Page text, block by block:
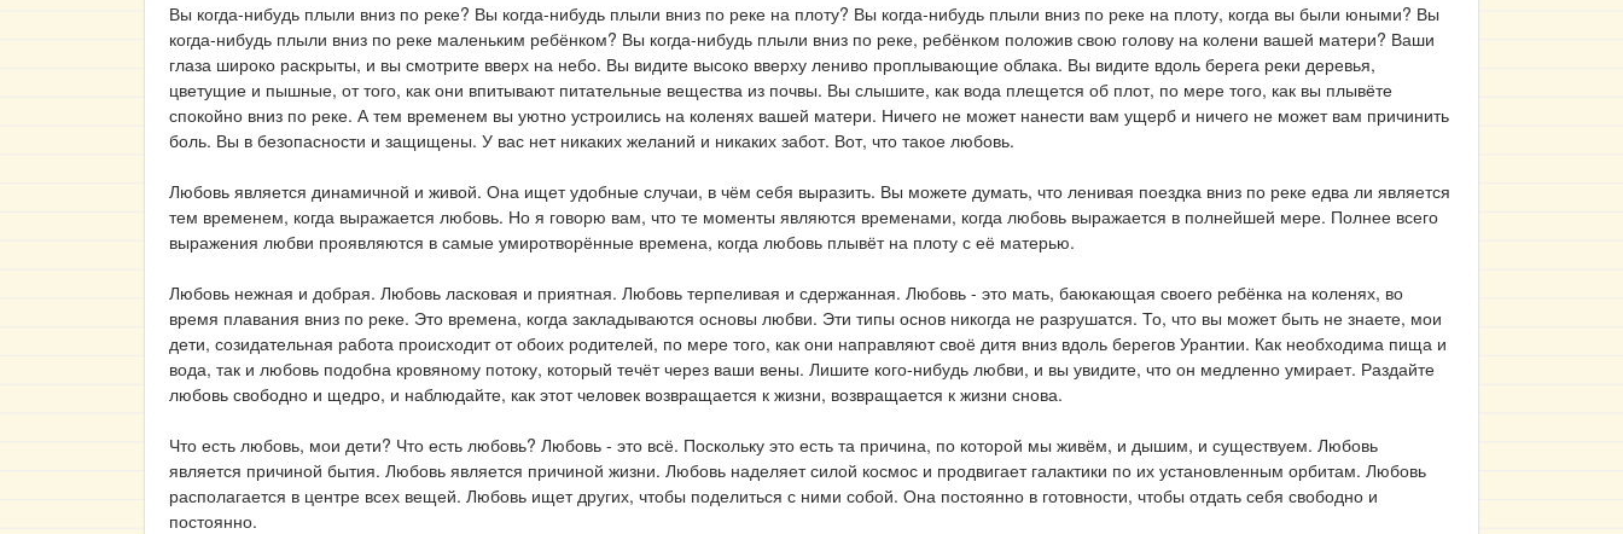
Вы когда-нибудь плыли вниз по реке? Вы когда-нибудь плыли вниз по реке на плоту? Вы когда-нибудь плыли вниз по реке на плоту, когда вы были юными? Вы
когда-нибудь плыли вниз по реке маленьким ребёнком? Вы когда-нибудь плыли вниз по реке, ребёнком положив свою голову на колени вашей матери? Ваши
глаза широко раскрыты, и вы смотрите вверх на небо. Вы видите высоко вверху лениво проплывающие облака. Вы видите вдоль берега реки деревья,
цветущие и пышные, от того, как они впитывают питательные вещества из почвы. Вы слышите, как вода плещется об плот, по мере того, как вы плывёте
спокойно вниз по реке. А тем временем вы уютно устроились на коленях вашей матери. Ничего не может нанести вам ущерб и ничего не может вам причинить
боль. Вы в безопасности и защищены. У вас нет никаких желаний и никаких забот. Вот, что такое любовь.
Любовь является динамичной и живой. Она ищет удобные случаи, в чём себя выразить. Вы можете думать, что ленивая поездка вниз по реке едва ли является
тем временем, когда выражается любовь. Но я говорю вам, что те моменты являются временами, когда любовь выражается в полнейшей мере. Полнее всего
выражения любви проявляются в самые умиротворённые времена, когда любовь плывёт на плоту с её матерью.
Любовь нежная и добрая. Любовь ласковая и приятная. Любовь терпеливая и сдержанная. Любовь - это мать, баюкающая своего ребёнка на коленях, во
время плавания вниз по реке. Это времена, когда закладываются основы любви. Эти типы основ никогда не разрушатся. То, что вы может быть не знаете, мои
дети, созидательная работа происходит от обоих родителей, по мере того, как они направляют своё дитя вниз вдоль берегов Урантии. Как необходима пища и
вода, так и любовь подобна кровяному потоку, который течёт через ваши вены. Лишите кого-нибудь любви, и вы увидите, что он медленно умирает. Раздайте
любовь свободно и щедро, и наблюдайте, как этот человек возвращается к жизни, возвращается к жизни снова.
Что есть любовь, мои дети? Что есть любовь? Любовь - это всё. Поскольку это есть та причина, по которой мы живём, и дышим, и существуем. Любовь
является причиной бытия. Любовь является причиной жизни. Любовь наделяет силой космос и продвигает галактики по их установленным орбитам. Любовь
располагается в центре всех вещей. Любовь ищет других, чтобы поделиться с ними собой. Она постоянно в готовности, чтобы отдать себя свободно и
постоянно.